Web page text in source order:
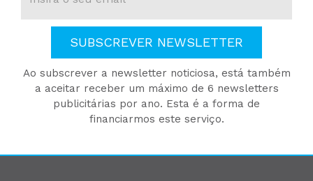
SUBSCREVER NEWSLETTER
Ao subscrever a newsletter noticiosa, está também
a aceitar receber um máximo de 6 newsletters
publicitárias por ano. Esta é a forma de
financiarmos este serviço.